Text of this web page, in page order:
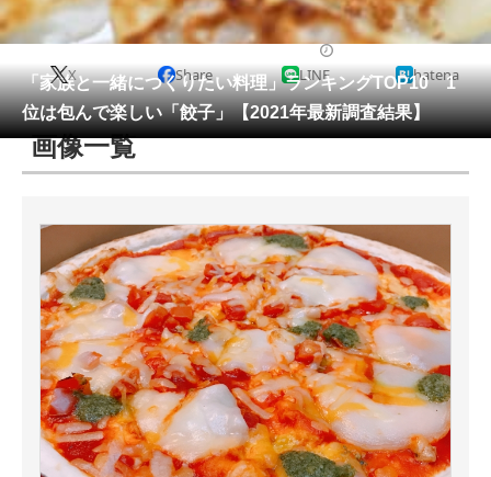
動物 リサーチ
会員記事
メディア
注目記事を集めた総合ページ
スマホと通信の最新トレンド
進化するPCとデバイスの未来
好きが集まる 比べて選べる
ビジネスと働き方のヒント
AI活用のいまが分かる
「家族と一緒につくりたい料理」ランキングTOP10 1
位は包んで楽しい「餃子」【2021年最新調査結果】
X Share LINE hatena
画像一覧